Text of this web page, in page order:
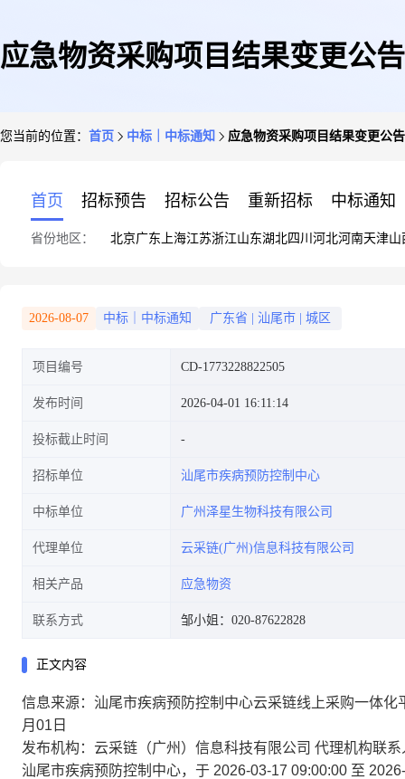
应急物资采购项目结果变更公告
您当前的位置： 首页 中标｜中标通知 应急物资采购项目结果变更公告
首页 招标预告 招标公告 重新招标 中标通知
省份地区： 北京广东 上海江苏浙江山东湖北四川 河北河南天津山
2026-08-07 中标｜中标通知 广东省 汕尾市 城区
项目编号 CD-1773228822505
发布时间 2026-04-01 16:11:14
投标截止时间
招标单位 汕尾市疾病预防控制中心
中标单位 广州泽星生物科技有限公司
代理单位 云采链(广州)信息科技有限公司
相关产品 应急物资
联系方式 邹小姐：020-87622828
正文内容
信息来源：汕尾市疾病预防控制中心云采链线上采购一体化
月01日
发布机构：云采链（广州）信息科技有限公司 代理机构联
汕尾市疾病预防控制中心，于 2026-03-17 09:00:00 至